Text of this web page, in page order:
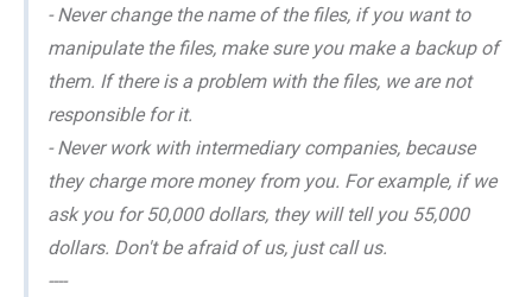
- Never change the name of the files, if you want to
manipulate the files, make sure you make a backup of
them. If there is a problem with the files, we are not
responsible for it.
- Never work with intermediary companies, because
they charge more money from you. For example, if we
ask you for 50,000 dollars, they will tell you 55,000
dollars. Don't be afraid of us, just call us.
----